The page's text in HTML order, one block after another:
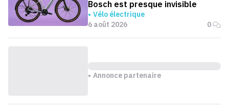
Bosch est presque invisible
Vélo électrique
6 août 2026
0
Annonce partenaire